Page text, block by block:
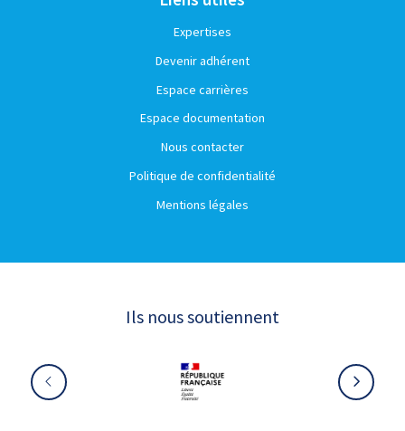
Expertises
Devenir adhérent
Espace carrières
Espace documentation
Nous contacter
Politique de confidentialité
Mentions légales
Ils nous soutiennent